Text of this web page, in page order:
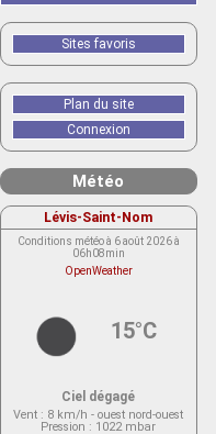
Sites favoris
Plan du site
Connexion
Météo
Lévis-Saint-Nom
Conditions météo à 6 août 2026 à
06h08min
OpenWeather
15°C
Ciel dégagé
Vent : 8 km/h - ouest nord-ouest
Pression : 1022 mbar